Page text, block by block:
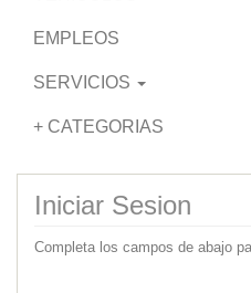
EMPLEOS
SERVICIOS
+ CATEGORIAS
Iniciar Sesion
Completa los campos de abajo